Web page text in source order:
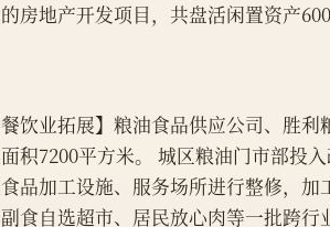
房地产开发项目，共盘活闲置资产600
餐饮业拓展】粮油食品供应公司、胜
积7200平方米。 城区粮油门市部投
品加工设施、服务场所进行整修，
食自选超市、居民放心肉等一批跨